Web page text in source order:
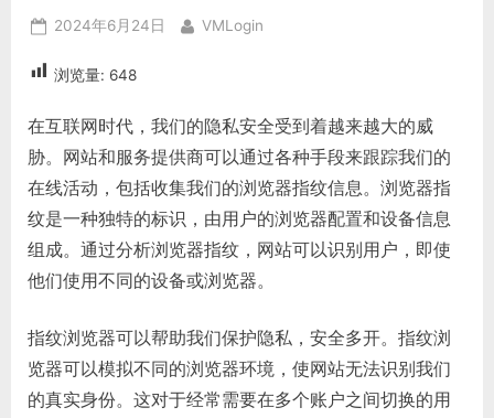
Posted
2024年6月24日 By
VMLogin
浏览量: 648
在互联网时代，我们的隐私安全受到着越来越大的威
胁。网站和服务提供商可以通过各种手段来跟踪我们的
在线活动，包括收集我们的浏览器指纹信息。浏览器指
纹是一种独特的标识，由用户的浏览器配置和设备信息
组成。通过分析浏览器指纹，网站可以识别用户，即使
他们使用不同的设备或浏览器。
指纹浏览器可以帮助我们保护隐私，安全多开。指纹浏
览器可以模拟不同的浏览器环境，使网站无法识别我们
的真实身份。这对于经常需要在多个账户之间切换的用